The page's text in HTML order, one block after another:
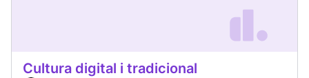
Cultura digital i tradicional